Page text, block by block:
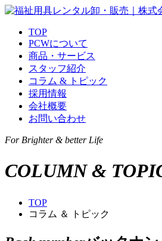
TOP
PCWについて
商品・サービス
スタッフ紹介
コラム & トピック
採用情報
会社概要
お問い合わせ
For Brighter & better Life
COLUMN &
TOP
コラム ＆ トピック